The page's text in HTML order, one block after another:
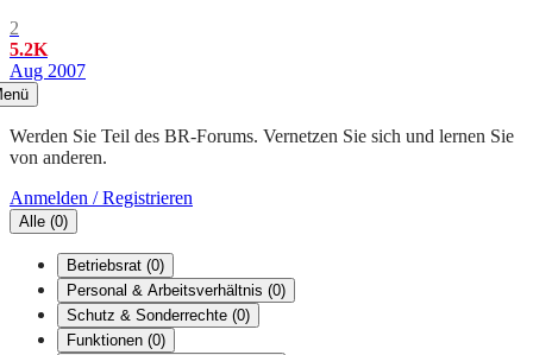
2
5.2K
Aug 2007
Werden Sie Teil des BR-Forums. Vernetzen Sie sich und lernen Sie
von anderen.
Anmelden / Registrieren
Alle (0)
Betriebsrat (0)
Personal & Arbeitsverhältnis (0)
Schutz & Sonderrechte (0)
Funktionen (0)